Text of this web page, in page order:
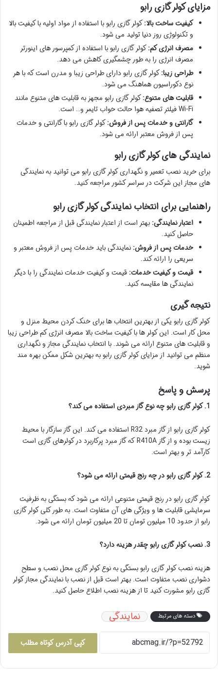
مزایای کولر گازی رابو
کیفیت ساخت بالا:کولر گازی رابو با استفاده از مواد اولیه با کیفیت بالا
و تکنولوژی روز دنیا تولید می شود.
مصرف انرژی کم:کولر گازی رابو با استفاده از کمپرسور های اینورتر
مصرف انرژی را به طور چشمگیری کاهش می دهد.
طراحی زیبا:کولر گازی رابو دارای طراحی زیبا و مدرن است که با هر
نوع دکوراسیون هماهنگ می شود.
قابلیت های متنوع:کولر گازی رابو مجهز به قابلیت های متنوع مانند
Wi-Fi فیلتر تصفیه هوا حالت خواب تایمر و… است.
گارانتی و خدمات پس از فروش:کولر گازی رابو با گارانتی و خدمات
پس از فروش معتبر ارائه می شود.
نمایندگی های کولر گازی رابو
برای خرید نصب تعمیر و نگهداری کولر گازی رابو می توانید به نمایندگی
های مجاز این شرکت در سراسر کشور مراجعه کنید.
راهنمایی برای انتخاب نمایندگی کولر گازی رابو
اعتبار نمایندگی: بهتر است از اعتبار نمایندگی قبل از مراجعه اطمینان
حاصل کنید.
خدمات پس از فروش: نمایندگی باید خدمات پس از فروش معتبر و
سریعی را ارائه کند.
قیمت و کیفیت خدمات: قیمت و کیفیت خدمات نمایندگی را با دیگر
نمایندگی ها مقایسه کنید.
نتیجه گیری
کولر گازی رابو یکی از بهترین انتخاب ها برای خنک کردن محیط منزل و
محل کار است. این کولر ها با کیفیت ساخت بالا مصرف انرژی کم طراحی زیبا
و قابلیت های متنوع ارائه می شوند. با انتخاب نمایندگی مجاز و نگهداری
منظم می توانید از مزایای کولر گازی رابو به بهترین شکل ممکن بهره مند
شوید.
پرسش و پاسخ
1. کولر گازی رابو چه نوع گاز مبردی استفاده می کند؟
کولر گازی رابو از گاز مبرد R32 استفاده می کند. این گاز سازگار با محیط
زیست بوده و از گاز R410A که گاز مبرد پرکاربرد در کولرهای گازی است
کارآمد تر و بهتر است.
2. کولر گازی رابو در چه رنج قیمتی ارائه می شود؟
کولر گازی رابو در رنج قیمتی متنوعی ارائه می شود که بستگی به ظرفیت
سرمایشی قابلیت ها و ویژگی های آن متفاوت است. به طور کلی کولر گازی
رابو از حدود 10 میلیون تومان تا 20 میلیون تومان ارائه می شود.
3. نصب کولر گازی رابو چقدر هزینه دارد؟
هزینه نصب کولر گازی رابو بستگی به نوع کولر گازی محل نصب و سطح
دشواری نصب متفاوت است. بهتر است قبل از نصب با نمایندگی مجاز کولر
گازی رابو مشورت کنید تا از هزینه نصب اطلاع حاصل کنید.
دسته های مرتبط نمایندگی
کپی آدرس کوتاه مطلب